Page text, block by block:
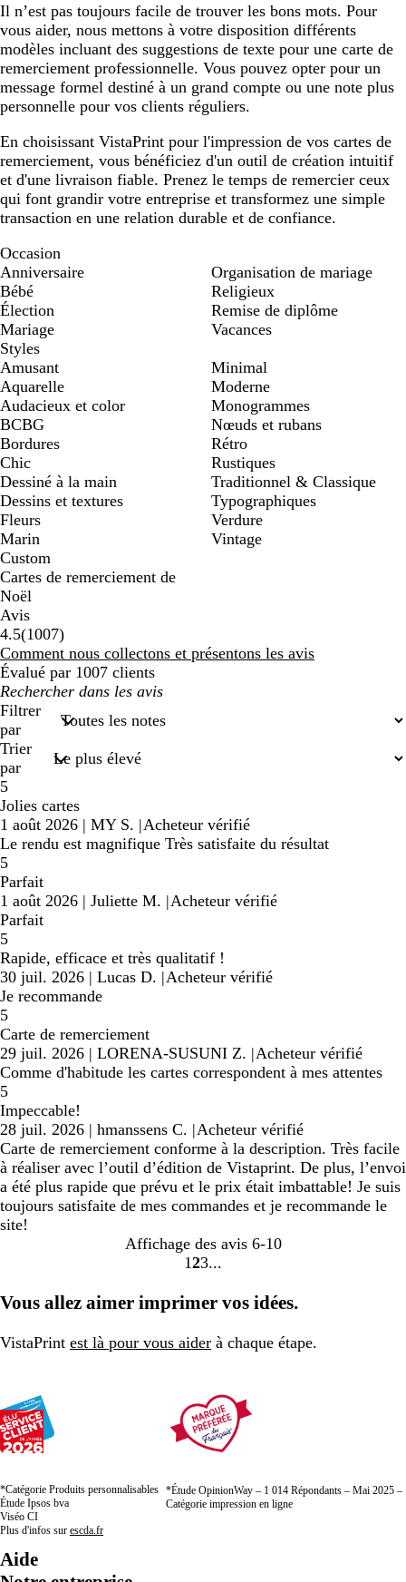
Il n’est pas toujours facile de trouver les bons mots. Pour
vous aider, nous mettons à votre disposition différents
modèles incluant des suggestions de texte pour une carte de
remerciement professionnelle. Vous pouvez opter pour un
message formel destiné à un grand compte ou une note plus
personnelle pour vos clients réguliers.
En choisissant VistaPrint pour l'impression de vos cartes de
remerciement, vous bénéficiez d'un outil de création intuitif
et d'une livraison fiable. Prenez le temps de remercier ceux
qui font grandir votre entreprise et transformez une simple
transaction en une relation durable et de confiance.
Occasion
Anniversaire
Bébé
Élection
Mariage
Organisation de mariage
Religieux
Remise de diplôme
Vacances
Styles
Amusant
Aquarelle
Audacieux et color
BCBG
Bordures
Chic
Dessiné à la main
Dessins et textures
Fleurs
Marin
Minimal
Moderne
Monogrammes
Nœuds et rubans
Rétro
Rustiques
Traditionnel & Classique
Typographiques
Verdure
Vintage
Custom
Cartes de remerciement de
Noël
Avis
4.5(10071007
avis
)
Comment nous collectons et présentons les avis
Évalué par 1007 clients
Mes
recherches
saisies
Filtrer
par
Trier
par
5
Jolies cartes
1 août 2026 | MY S. |Acheteur vérifié
Le rendu est magnifique Très satisfaite du résultat
5
Parfait
1 août 2026 | Juliette M. |Acheteur vérifié
Parfait
5
Rapide, efficace et très qualitatif !
30 juil. 2026 | Lucas D. |Acheteur vérifié
Je recommande
5
Carte de remerciement
29 juil. 2026 | LORENA-SUSUNI Z. |Acheteur vérifié
Comme d'habitude les cartes correspondent à mes attentes
5
Impeccable!
28 juil. 2026 | hmanssens C. |Acheteur vérifié
Carte de remerciement conforme à la description. Très facile
à réaliser avec l’outil d’édition de Vistaprint. De plus, l’envoi
a été plus rapide que prévu et le prix était imbattable! Je suis
toujours satisfaite de mes commandes et je recommande le
site!
Affichage des avis 6-10
Accéder
la
1 Accéder
la
2Accéder
la
3
Vous allez aimer imprimer vos idées.
VistaPrint est là pour vous aider à chaque étape.
*Catégorie Produits personnalisables
Étude Ipsos bva
Viséo CI
Plus d'infos sur escda.fr
*Étude OpinionWay – 1 014 Répondants – Mai 2025 –
Catégorie impression en ligne
Aide